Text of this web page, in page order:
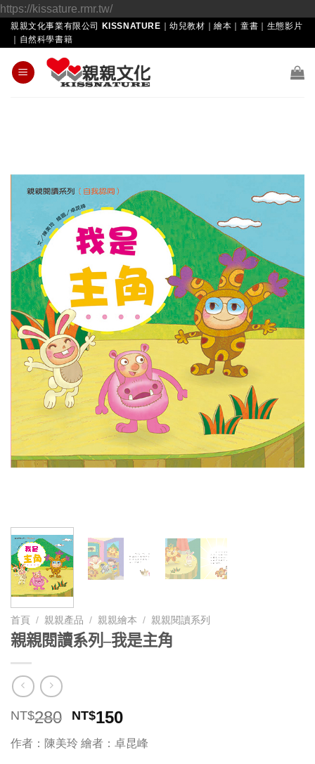
https://kissature.rmr.tw/Skip
to
親親文化事業有限公司 KISSNATURE｜幼兒教材｜繪本｜童書｜生態影片
｜自然科學書籍
首頁 / 親親產品 / 親親繪本 / 親親閱讀系列
親親閱讀系列–我是主角
NT$280 原
始
價
NT$150目
前
價
作者：陳美玲 繪者：卓昆峰